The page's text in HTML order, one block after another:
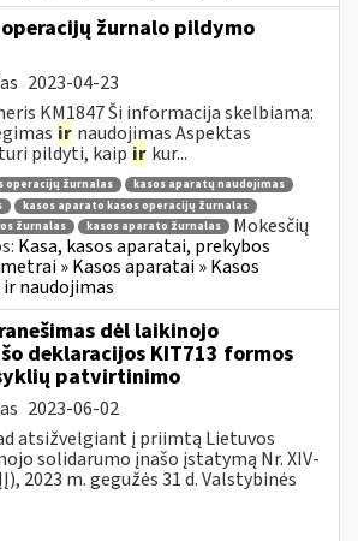
žurnalo pildymo
2023-04-23
KM1847 Ši informacija skelbiama:
ir naudojimas Aspektas
pildyti, kaip ir kur...
operacijų žurnalas
kasos aparatų naudojimas
kasos aparato kasos operacijų žurnalas
žurnalas
kasos aparato žurnalas
Mokesčių
Kasa, kasos aparatai, prekybos
» Kasos aparatai » Kasos
naudojimas
dėl laikinojo
deklaracijos KIT713 formos
patvirtinimo
2023-06-02
atsižvelgiant į priimtą Lietuvos
solidarumo įnašo įstatymą Nr. XIV-
2023 m. gegužės 31 d. Valstybinės